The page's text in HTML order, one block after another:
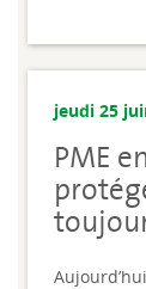
jeudi 25
PME